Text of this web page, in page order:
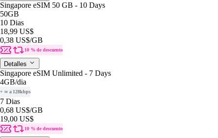
Singapore eSIM 50 GB - 10 Days
50GB
10 Dias
18,99 US$
0,38 US$/GB
10 % de descuento
Detalles
Singapore eSIM Unlimited - 7 Days
4GB/dia
+ ∞ a 128kbps
7 Dias
0,68 US$/GB
19,00 US$
10 % de descuento